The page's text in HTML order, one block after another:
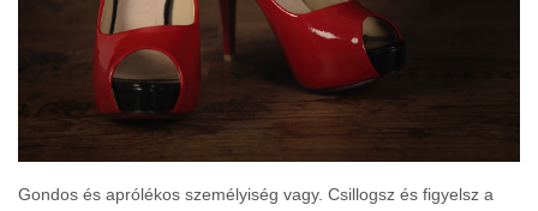
Gondos és aprólékos személyiség vagy. Csillogsz és figyelsz a